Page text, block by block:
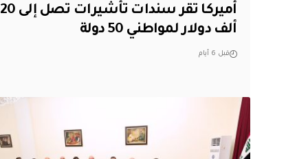
أميركا تقر سندات تأشيرات تصل إلى 20
ألف دولار لمواطني 50 دولة
قبل 6 أيام